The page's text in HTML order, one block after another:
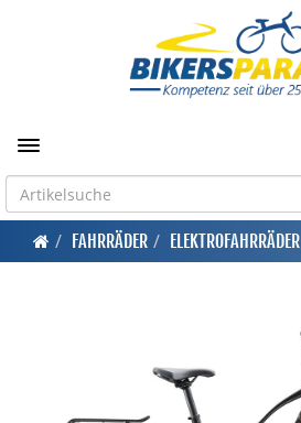
Toggle navigation
FAHRRÄDER ELEKTROFAHRRÄDER